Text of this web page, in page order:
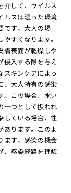
介して、ウイルス
ルスは湿った環境
です。大人の場
すくなります。
膚表面が乾燥しや
侵入する隙を与え
スキンケアによっ
、大人特有の感染
。この場合、水い
一つとして扱われ
している場合、性
あります。このよ
ます。感染の機会
、感染経路を理解